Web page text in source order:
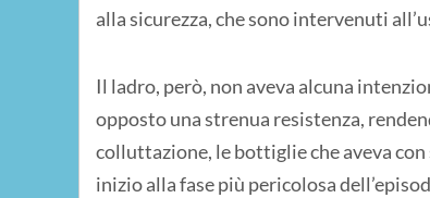
alla sicurezza, che sono intervenuti
Il ladro, però, non aveva alcuna
opposto una strenua resistenza,
colluttazione, le bottiglie che aveva
inizio alla fase più pericolosa